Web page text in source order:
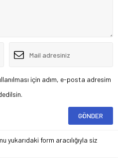
için adım, e-posta adresim
yukarıdaki form aracılığıyla siz